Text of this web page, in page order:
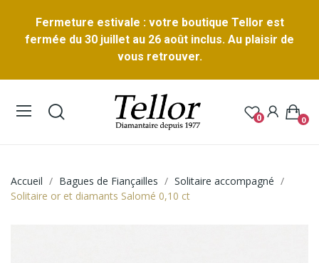
Fermeture estivale : votre boutique Tellor est
fermée du 30 juillet au 26 août inclus. Au plaisir de
vous retrouver.
0 0
Accueil Bagues de Fiançailles
Solitaire accompagné
Solitaire or et diamants Salomé 0,10 ct